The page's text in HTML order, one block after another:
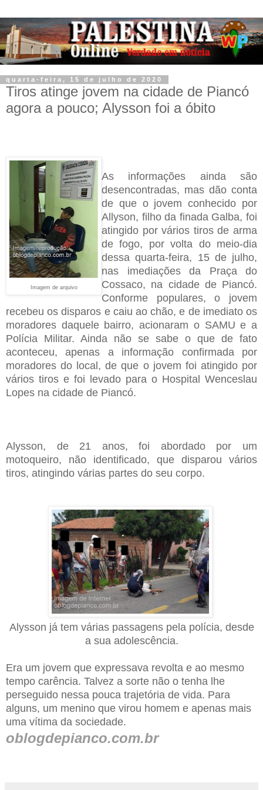
quarta-feira, 15 de julho de 2020
Tiros atinge jovem na cidade de Piancó
agora a pouco; Alysson foi a óbito
Imagem de arquivo
As informações ainda são
desencontradas, mas dão conta
de que o jovem conhecido por
Allyson, filho da finada Galba, foi
atingido por vários tiros de arma
de fogo, por volta do meio-dia
dessa quarta-feira, 15 de julho,
nas imediações da Praça do
Cossaco, na cidade de Piancó.
Conforme populares, o jovem
recebeu os disparos e caiu ao chão, e de imediato os
moradores daquele bairro, acionaram o SAMU e a
Polícia Militar. Ainda não se sabe o que de fato
aconteceu, apenas a informação confirmada por
moradores do local, de que o jovem foi atingido por
vários tiros e foi levado para o Hospital Wenceslau
Lopes na cidade de Piancó.
Alysson, de 21 anos, foi abordado por um
motoqueiro, não identificado, que disparou vários
tiros, atingindo várias partes do seu corpo.
Alysson já tem várias passagens pela polícia, desde
a sua adolescência.
Era um jovem que expressava revolta e ao mesmo
tempo carência. Talvez a sorte não o tenha lhe
perseguido nessa pouca trajetória de vida. Para
alguns, um menino que virou homem e apenas mais
uma vítima da sociedade.
oblogdepianco.com.br